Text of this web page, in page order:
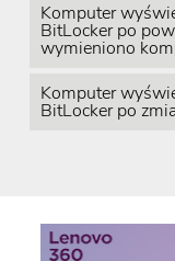
Komputer
BitLocker po
wymieniono
Komputer
BitLocker po